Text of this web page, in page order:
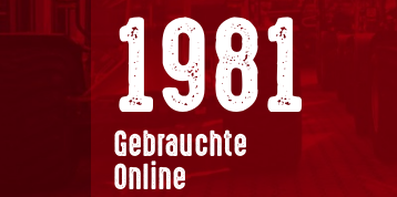
1981
Gebrauchte
Online